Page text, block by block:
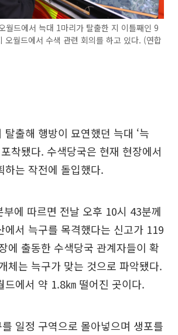
월드에서 늑대 1마리가 탈출한 지 이틀째인 9
오월드에서 수색 관련 회의를 하고 있다. (연합
탈출해 행방이 묘연했던 늑대 ‘늑
착됐다. 수색당국은 현재 현장에서
하는 작전에 돌입했다.
부에 따르면 전날 오후 10시 43분께
에서 늑구를 목격했다는 신고가 119
에 출동한 수색당국 관계자들이 확
체는 늑구가 맞는 것으로 파악됐다.
드에서 약 1.8㎞ 떨어진 곳이다.
일정 구역으로 몰아넣으며 생포를